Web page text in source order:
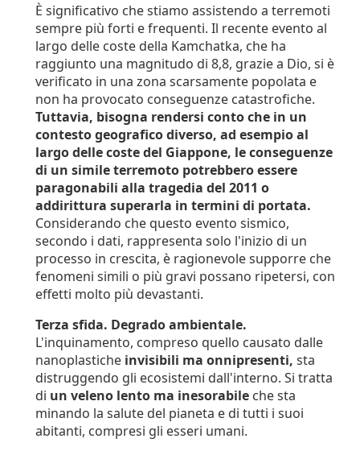
È significativo che stiamo assistendo a terremoti
sempre più forti e frequenti. Il recente evento al
largo delle coste della Kamchatka, che ha
raggiunto una magnitudo di 8,8, grazie a Dio, si è
verificato in una zona scarsamente popolata e
non ha provocato conseguenze catastrofiche.
Tuttavia, bisogna rendersi conto che in un
contesto geografico diverso, ad esempio al
largo delle coste del Giappone, le conseguenze
di un simile terremoto potrebbero essere
paragonabili alla tragedia del 2011 o
addirittura superarla in termini di portata.
Considerando che questo evento sismico,
secondo i dati, rappresenta solo l'inizio di un
processo in crescita, è ragionevole supporre che
fenomeni simili o più gravi possano ripetersi, con
effetti molto più devastanti.
Terza sfida. Degrado ambientale.
L'inquinamento, compreso quello causato dalle
nanoplastiche invisibili ma onnipresenti, sta
distruggendo gli ecosistemi dall'interno. Si tratta
di un veleno lento ma inesorabile che sta
minando la salute del pianeta e di tutti i suoi
abitanti, compresi gli esseri umani.